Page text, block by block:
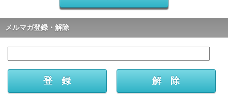
メルマガ登録・解除